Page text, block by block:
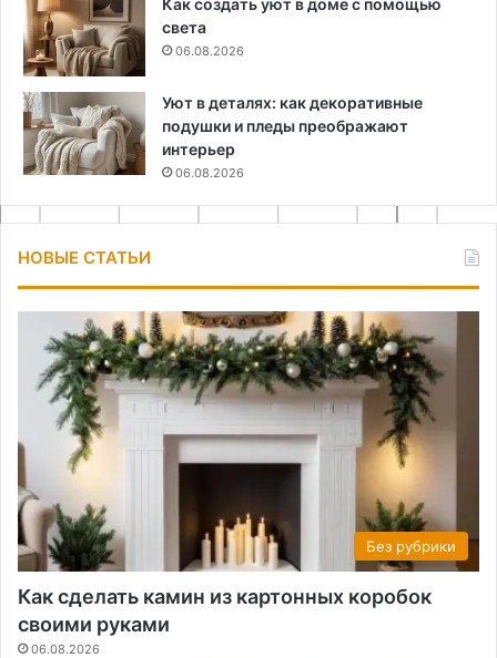
Как создать уют в доме с помощью
света
06.08.2026
Уют в деталях: как декоративные
подушки и пледы преображают
интерьер
06.08.2026
НОВЫЕ СТАТЬИ
Без рубрики
Как сделать камин из картонных коробок
своими руками
06.08.2026